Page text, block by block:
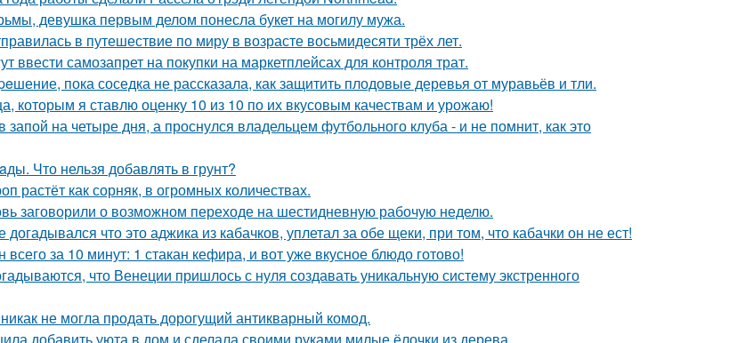
девушка первым делом понесла букет на могилу мужа.
в путешествие по миру в возрасте восьмидесяти трёх лет.
ввести самозапрет на покупки на маркетплейсах для контроля трат.
пока соседка не рассказала, как защитить плодовые деревья от муравьёв и тли.
которым я ставлю оценку 10 из 10 по их вкусовым качествам и урожаю!
на четыре дня, а проснулся владельцем футбольного клуба - и не помнит, как это
Что нельзя добавлять в грунт?
растёт как сорняк, в огромных количествах.
заговорили о возможном переходе на шестидневную рабочую неделю.
догадывался что это аджика из кабачков, уплетал за обе щеки, при том, что кабачки он не ест!
всего за 10 минут: 1 стакан кефира, и вот уже вкусное блюдо готово!
что Венеции пришлось с нуля создавать уникальную систему экстренного
не могла продать дорогущий антикварный комод.